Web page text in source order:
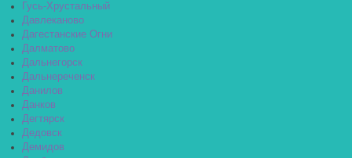
Гусь-Хрустальный
Давлеканово
Дагестанские Огни
Далматово
Дальнегорск
Дальнереченск
Данилов
Данков
Дегтярск
Дедовск
Демидов